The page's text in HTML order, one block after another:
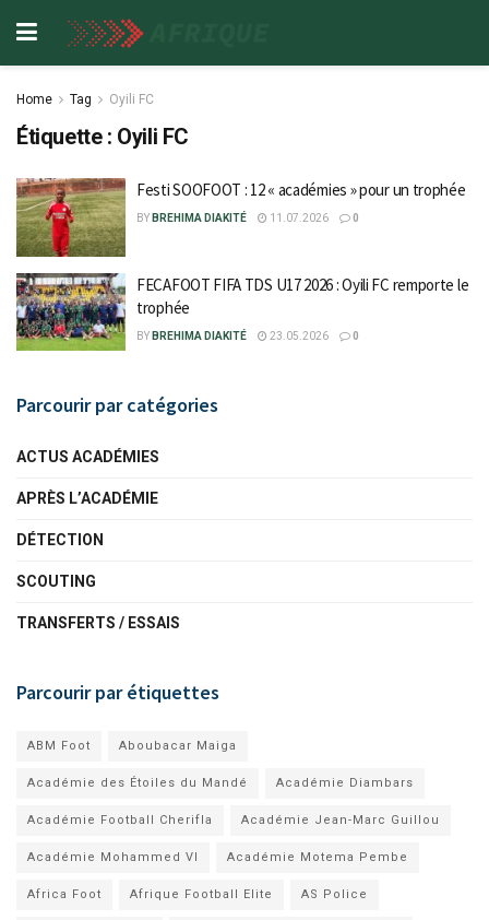
Home Tag Oyili FC
Étiquette : Oyili FC
Festi SOOFOOT : 12 « académies » pour un trophée
BY BREHIMA DIAKITÉ 11.07.2026 0
FECAFOOT FIFA TDS U17 2026 : Oyili FC remporte le
trophée
BY BREHIMA DIAKITÉ 23.05.2026 0
Parcourir par catégories
ACTUS ACADÉMIES
APRÈS L’ACADÉMIE
DÉTECTION
SCOUTING
TRANSFERTS / ESSAIS
Parcourir par étiquettes
ABM Foot Aboubacar Maiga
Académie des Étoiles du Mandé Académie Diambars
Académie Football Cherifla Académie Jean-Marc Guillou
Académie Mohammed VI Académie Motema Pembe
Africa Foot Afrique Football Elite AS Police